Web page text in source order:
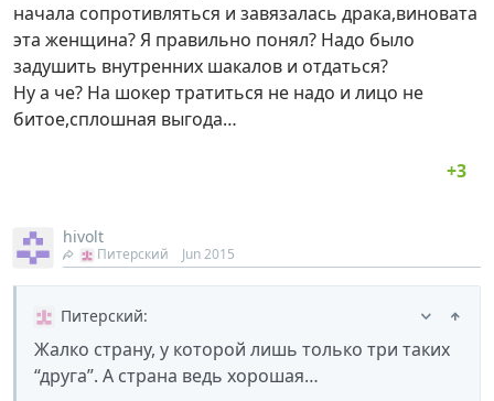
начала сопротивляться и завязалась драка,виновата
эта женщина? Я правильно понял? Надо было
задушить внутренних шакалов и отдаться?
Ну а че? На шокер тратиться не надо и лицо не
битое,сплошная выгода…
hivolt
Питерский Jun 2015
Питерский:
Жалко страну, у которой лишь только три таких
“друга”. А страна ведь хорошая…